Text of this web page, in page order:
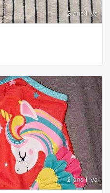
2 ans Il ya
2 ans Il ya